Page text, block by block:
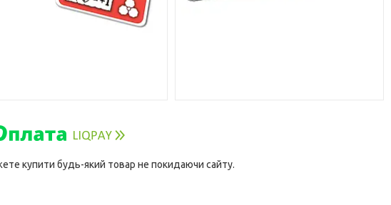
купити будь-який товар не покидаючи сайту.